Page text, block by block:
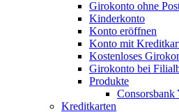
Girokonto ohne
Kinderkonto
Konto eröffnen
Konto mit
Kostenloses
Girokonto bei
Produkte
Consorsbank
Kreditkarten